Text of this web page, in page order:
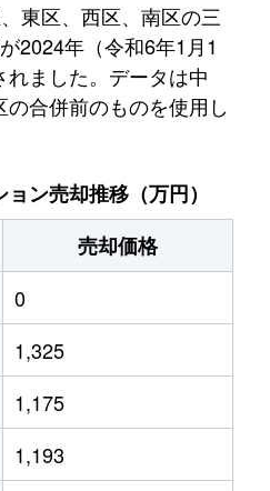
東区、西区、南区の三
2024年（令和6年1月1
ました。データは中
合併前のものを使用し
ン売却推移（万円）
売却価格
0
1,325
1,175
1,193